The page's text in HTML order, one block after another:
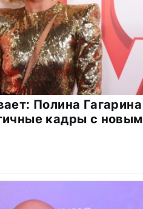
Полина Гагарина
кадры с новым